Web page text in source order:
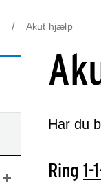
Akut hjælp
Har du
Ring 1-